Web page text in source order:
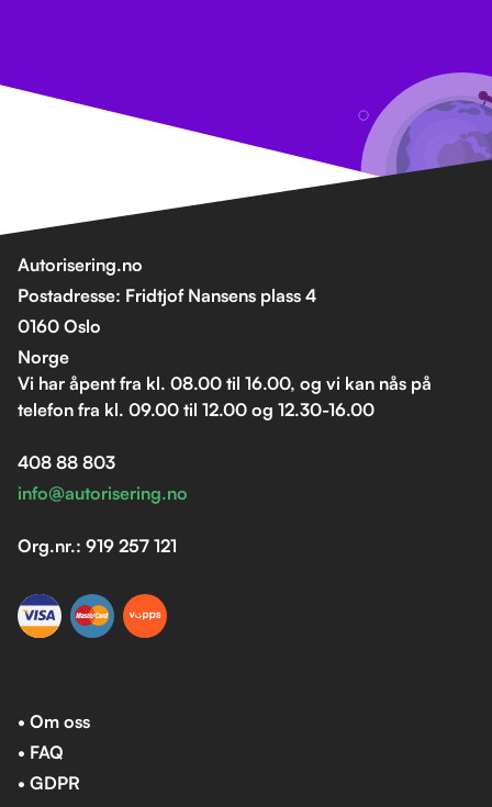
Autorisering.no
Postadresse: Fridtjof Nansens plass 4
0160 Oslo
Norge
Vi har åpent fra kl. 08.00 til 16.00, og vi kan nås på
telefon fra kl. 09.00 til 12.00 og 12.30-16.00
408 88 803
info@autorisering.no
Org.nr.: 919 257 121
• Om oss
• FAQ
• GDPR